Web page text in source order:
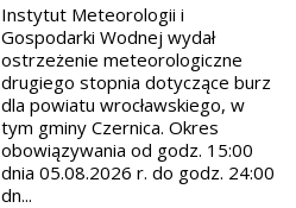
Instytut Meteorologii i
Gospodarki Wodnej wydał
ostrzeżenie meteorologiczne
drugiego stopnia dotyczące burz
dla powiatu wrocławskiego, w
tym gminy Czernica. Okres
obowiązywania od godz. 15:00
dnia 05.08.2026 r. do godz. 24:00
dn...